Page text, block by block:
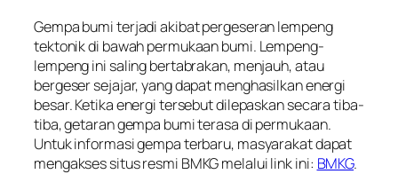
Gempa bumi terjadi akibat pergeseran lempeng
tektonik di bawah permukaan bumi. Lempeng-
lempeng ini saling bertabrakan, menjauh, atau
bergeser sejajar, yang dapat menghasilkan energi
besar. Ketika energi tersebut dilepaskan secara tiba-
tiba, getaran gempa bumi terasa di permukaan.
Untuk informasi gempa terbaru, masyarakat dapat
mengakses situs resmi BMKG melalui link ini: BMKG.